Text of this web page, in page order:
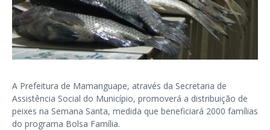
A Prefeitura de Mamanguape, através da Secretaria de
Assistência Social do Município, promoverá a distribuição de
peixes na Semana Santa, medida que beneficiará 2000 famílias
do programa Bolsa Família.